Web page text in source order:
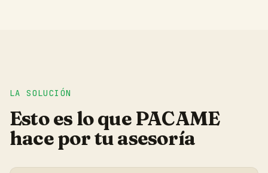
LA SOLUCIÓN
Esto es lo que PACAME
hace por tuasesoría